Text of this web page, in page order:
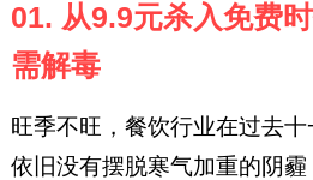
01. 从9.9元杀入免费
需解毒
旺季不旺，餐饮行业在过去
依旧没有摆脱寒气加重的阴霾